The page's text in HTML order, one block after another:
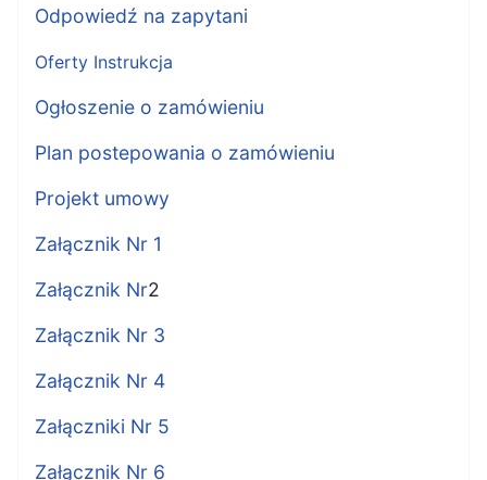
Odpowiedź na zapytani
Oferty Instrukcja
Ogłoszenie o zamówieniu
Plan postepowania o zamówieniu
Projekt umowy
Załącznik Nr 1
Załącznik Nr2
Załącznik Nr 3
Załącznik Nr 4
Załączniki Nr 5
Załącznik Nr 6